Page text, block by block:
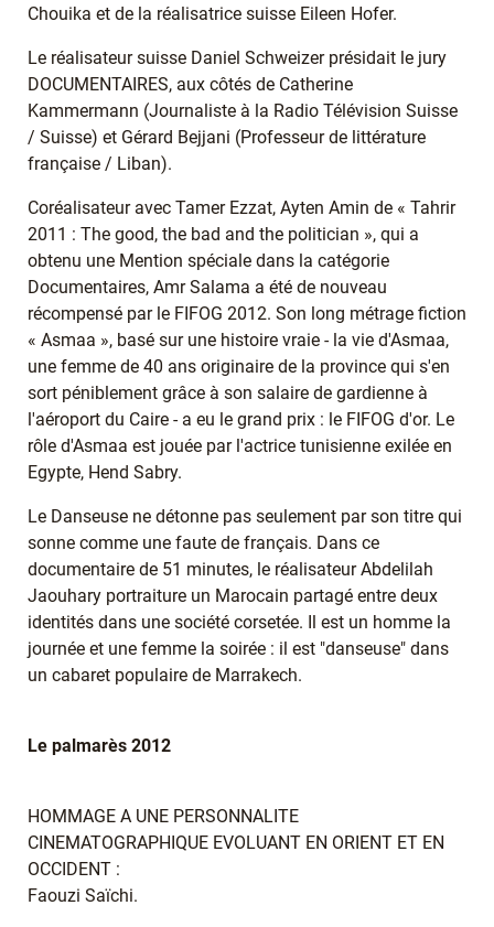
Chouika et de la réalisatrice suisse Eileen Hofer.
Le réalisateur suisse Daniel Schweizer présidait le jury
DOCUMENTAIRES, aux côtés de Catherine
Kammermann (Journaliste à la Radio Télévision Suisse
/ Suisse) et Gérard Bejjani (Professeur de littérature
française / Liban).
Coréalisateur avec Tamer Ezzat, Ayten Amin de « Tahrir
2011 : The good, the bad and the politician », qui a
obtenu une Mention spéciale dans la catégorie
Documentaires, Amr Salama a été de nouveau
récompensé par le FIFOG 2012. Son long métrage fiction
« Asmaa », basé sur une histoire vraie - la vie d'Asmaa,
une femme de 40 ans originaire de la province qui s'en
sort péniblement grâce à son salaire de gardienne à
l'aéroport du Caire - a eu le grand prix : le FIFOG d'or. Le
rôle d'Asmaa est jouée par l'actrice tunisienne exilée en
Egypte, Hend Sabry.
Le Danseuse ne détonne pas seulement par son titre qui
sonne comme une faute de français. Dans ce
documentaire de 51 minutes, le réalisateur Abdelilah
Jaouhary portraiture un Marocain partagé entre deux
identités dans une société corsetée. Il est un homme la
journée et une femme la soirée : il est "danseuse" dans
un cabaret populaire de Marrakech.
Le palmarès 2012
HOMMAGE A UNE PERSONNALITE
CINEMATOGRAPHIQUE EVOLUANT EN ORIENT ET EN
OCCIDENT :
Faouzi Saïchi.